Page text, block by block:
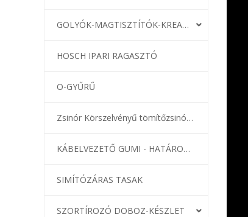
GOLYÓK-MAGTISZTÍTÓK-KREATÍV
HOSCH IPARI RAGASZTÓ
O-GYŰRŰ
Zsinór Körszelvényű tömítőzsinórok
KÁBELVEZETŐ GUMI - HATÁROLÓK
SIMÍTÓZÁRAS TASAK
SZORTÍROZÓ DOBOZ-KÉSZLET